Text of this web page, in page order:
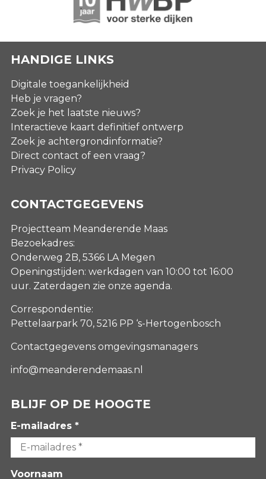
HANDIGE LINKS
Digitale toegankelijkheid
Heb je vragen?
Zoek je het laatste nieuws?
Interactieve kaart definitief ontwerp
Zoek je achtergrondinformatie?
Direct contact of een vraag?
Privacy Policy
CONTACTGEGEVENS
Projectteam Meanderende Maas
Bezoekadres:
Onderweg 2B, 5366 LA Megen
Openingstijden: werkdagen van 10:00 tot 16:00
uur. Zaterdagen zie onze agenda.
Correspondentie:
Pettelaarpark 70, 5216 PP ‘s-Hertogenbosch
Contactgegevens omgevingsmanagers
info@meanderendemaas.nl
BLIJF OP DE HOOGTE
E-mailadres *
Voornaam